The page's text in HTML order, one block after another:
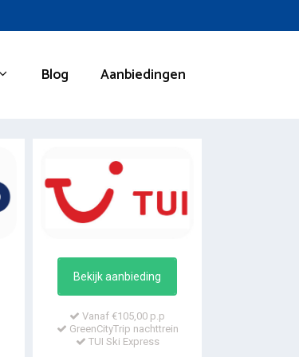
Blog Aanbiedingen
Bekijk aanbieding
Vanaf €105,00 p.p
GreenCityTrip nachttrein
TUI Ski Express